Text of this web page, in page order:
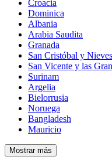
Croacia
Dominica
Albania
Arabia Saudita
Granada
San Cristóbal y Nieves
San Vicente y las
Surinam
Argelia
Bielorrusia
Noruega
Bangladesh
Mauricio
Mostrar más